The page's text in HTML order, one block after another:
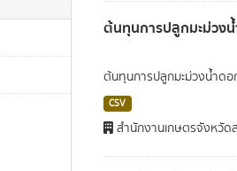
ต้นทุนการปลูกมะม่วง
ต้นทุนการปลูกมะม่วงน้ำดอ
CSV
สำนักงานเกษตรจังหวัด